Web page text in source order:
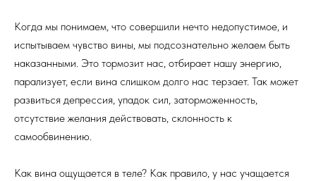
Когда мы понимаем, что совершили нечто недопустимое, и
испытываем чувство вины, мы подсознательно желаем быть
наказанными. Это тормозит нас, отбирает нашу энергию,
парализует, если вина слишком долго нас терзает. Так может
развиться депрессия, упадок сил, заторможенность,
отсутствие желания действовать, склонность к
самообвинению.
Как вина ощущается в теле? Как правило, у нас учащается